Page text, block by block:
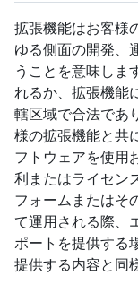
拡張機能はお客様
ゆる側面の開発、
うことを意味しま
れるか、拡張機能
轄区域で合法であ
様の拡張機能と共
フトウェアを使用
利またはライセン
フォームまたはそ
て運用される際、
ポートを提供する
提供する内容と同